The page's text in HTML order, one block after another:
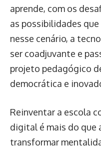
aprende, com os
as possibilidades
nesse cenário, a
ser coadjuvante e
projeto pedagógico
democrática e
Reinventar a escola
digital é mais do que
transformar